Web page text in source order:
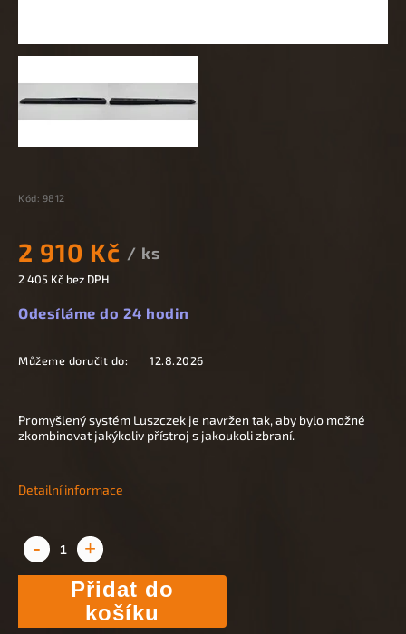
Kód: 9812
2 910 Kč / ks
2 405 Kč bez DPH
Odesíláme do 24 hodin
Můžeme doručit do: 12.8.2026
Přidat do
košíku
Promyšlený systém Luszczek je navržen tak, aby bylo možné
zkombinovat jakýkoliv přístroj s jakoukoli zbraní.
Detailní informace